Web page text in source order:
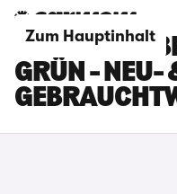
Zum Hauptinhalt
MERCEDES-
GRÜN - NEU-